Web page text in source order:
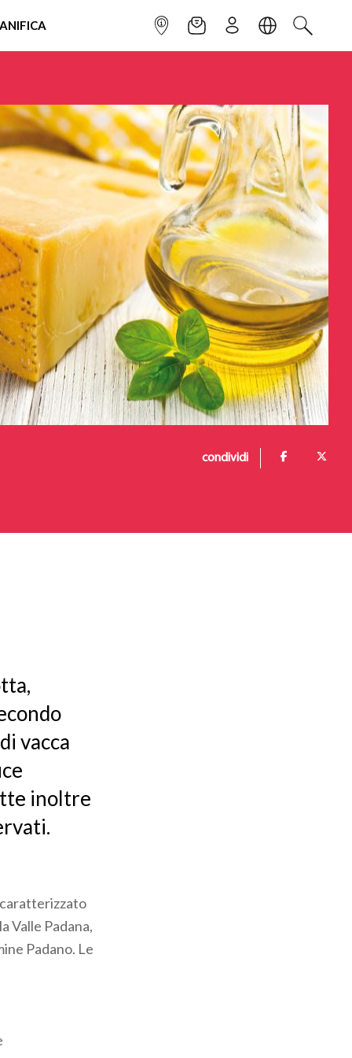
INFOPOINTNEWSLETTER
ISCRIVITILINGUACERCA
condividi
vacca
inoltre
Valle Padana,
Padano. Le